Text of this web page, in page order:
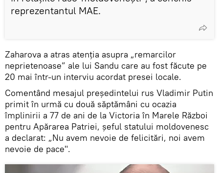
reprezentantul MAE.
Zaharova a atras atenția asupra „remarcilor
neprietenoase” ale lui Sandu care au fost făcute pe
20 mai într-un interviu acordat presei locale.
Comentând mesajul președintelui rus Vladimir Putin
primit în urmă cu două săptămâni cu ocazia
împlinirii a 77 de ani de la Victoria în Marele Război
pentru Apărarea Patriei, șeful statului moldovenesc
a declarat: „Nu avem nevoie de felicitări, noi avem
nevoie de pace".